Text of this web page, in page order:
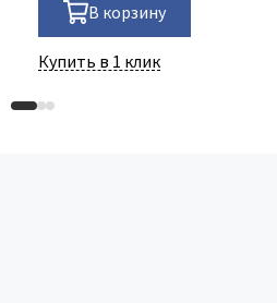
В корзину
Купить в 1 клик